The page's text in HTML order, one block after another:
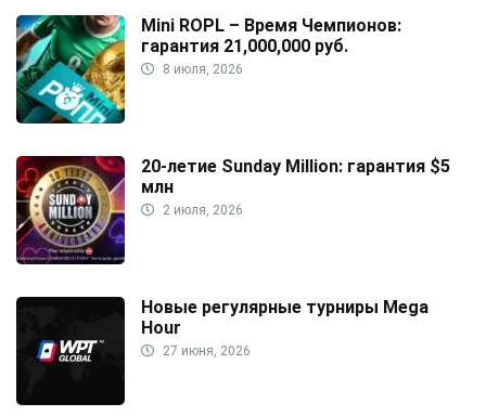
Mini ROPL – Время Чемпионов:
гарантия 21,000,000 руб.
8 июля, 2026
20-летие Sunday Million: гарантия $5
млн
2 июля, 2026
Новые регулярные турниры Mega
Hour
27 июня, 2026